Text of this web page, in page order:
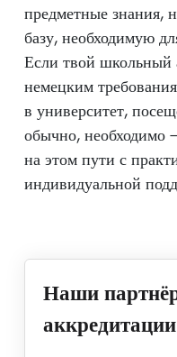
предметные знания,
базу, необходимую
Если твой школьный
немецким
в университет,
обычно,
на этом пути с
индивидуальной
Наши
аккредитации